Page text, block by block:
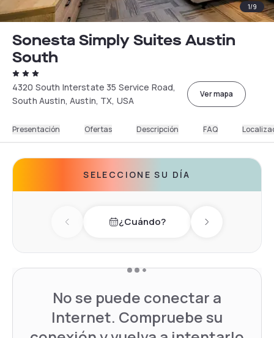
1/9
Sonesta Simply Suites Austin
South
4320 South Interstate 35 Service Road,
South Austin, Austin, TX, USA
Ver mapa
Presentación Ofertas Descripción FAQ
SELECCIONE SU DÍA
Previous day¿Cuándo? Next day
No se puede conectar a
Internet. Compruebe su